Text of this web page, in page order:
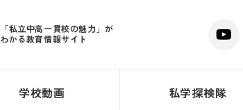
「私立中高一貫校の魅力」が
わかる教育情報サイト
学校動画 私学探検隊